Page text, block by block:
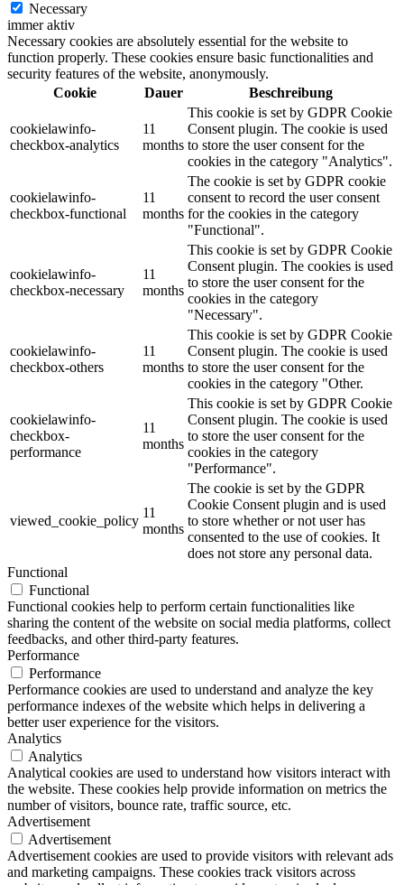
Necessary
immer aktiv
Necessary cookies are absolutely essential for the website to
function properly. These cookies ensure basic functionalities and
security features of the website, anonymously.
Cookie
Dauer Beschreibung
cookielawinfo-
checkbox-analytics
11
months
This cookie is set by GDPR Cookie
Consent plugin. The cookie is used
to store the user consent for the
cookies in the category "Analytics".
cookielawinfo-
checkbox-functional
11
months
The cookie is set by GDPR cookie
consent to record the user consent
for the cookies in the category
"Functional".
cookielawinfo-
checkbox-necessary
11
months
This cookie is set by GDPR Cookie
Consent plugin. The cookies is used
to store the user consent for the
cookies in the category
"Necessary".
cookielawinfo-
checkbox-others
11
months
This cookie is set by GDPR Cookie
Consent plugin. The cookie is used
to store the user consent for the
cookies in the category "Other.
cookielawinfo-
checkbox-
performance
11
months
This cookie is set by GDPR Cookie
Consent plugin. The cookie is used
to store the user consent for the
cookies in the category
"Performance".
viewed_cookie_policy
11
months
The cookie is set by the GDPR
Cookie Consent plugin and is used
to store whether or not user has
consented to the use of cookies. It
does not store any personal data.
Functional
Functional
Functional cookies help to perform certain functionalities like
sharing the content of the website on social media platforms, collect
feedbacks, and other third-party features.
Performance
Performance
Performance cookies are used to understand and analyze the key
performance indexes of the website which helps in delivering a
better user experience for the visitors.
Analytics
Analytics
Analytical cookies are used to understand how visitors interact with
the website. These cookies help provide information on metrics the
number of visitors, bounce rate, traffic source, etc.
Advertisement
Advertisement
Advertisement cookies are used to provide visitors with relevant ads
and marketing campaigns. These cookies track visitors across